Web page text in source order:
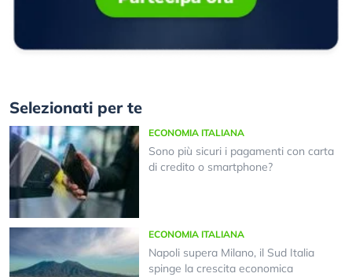
Selezionati per te
ECONOMIA ITALIANA
Sono più sicuri i pagamenti con carta
di credito o smartphone?
ECONOMIA ITALIANA
Napoli supera Milano, il Sud Italia
spinge la crescita economica